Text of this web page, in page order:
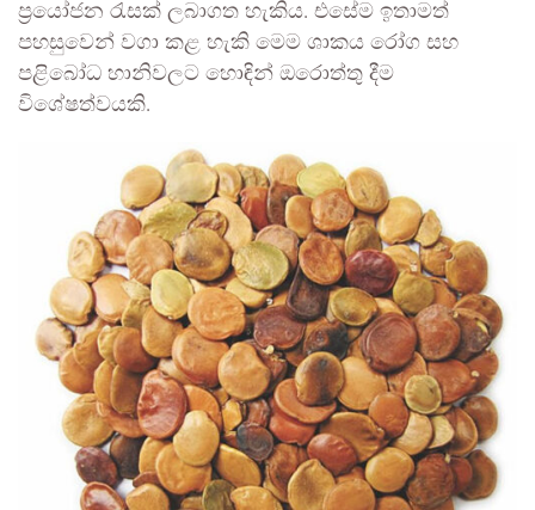
ප්‍රයෝජන රැසක් ලබාගත හැකිය. එසේම ඉතාමත්
පහසුවෙන් වගා කළ හැකි මෙම ශාකය රෝග සහ
පළිබෝධ හානිවලට හොඳින් ඔරොත්තු දීම
විශේෂත්වයකි.